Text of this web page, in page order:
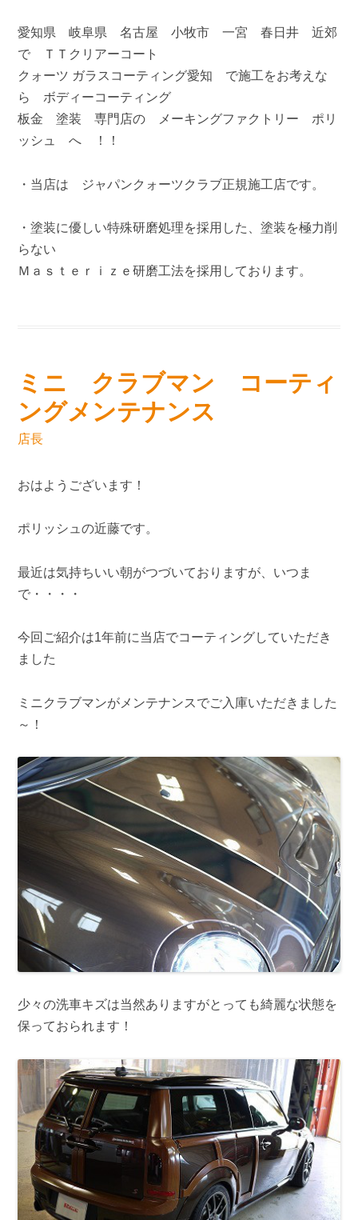
愛知県 岐阜県 名古屋 小牧市 一宮 春日井 近郊
で ＴＴクリアーコート
クォーツ ガラスコーティング愛知 で施工をお考えな
ら ボディーコーティング
板金 塗装 専門店の メーキングファクトリー ポリ
ッシュ へ ！！
・当店は ジャパンクォーツクラブ正規施工店です。
・塗装に優しい特殊研磨処理を採用した、塗装を極力削
らない
Ｍａｓｔｅｒｉｚｅ研磨工法を採用しております。
ミニ クラブマン コーティ
ングメンテナンス
店長
おはようございます！
ポリッシュの近藤です。
最近は気持ちいい朝がつづいておりますが、いつま
で・・・・
今回ご紹介は1年前に当店でコーティングしていただき
ました
ミニクラブマンがメンテナンスでご入庫いただきました
～！
少々の洗車キズは当然ありますがとっても綺麗な状態を
保っておられます！